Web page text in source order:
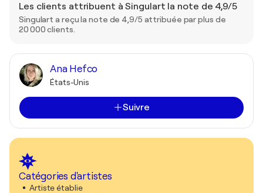
Les clients attribuent à Singulart la note de 4,9/5
Singulart a reçu la note de 4,9/5 attribuée par plus de
20 000 clients.
Ana Hefco
États-Unis
Suivre
Catégories d'artistes
Artiste établie